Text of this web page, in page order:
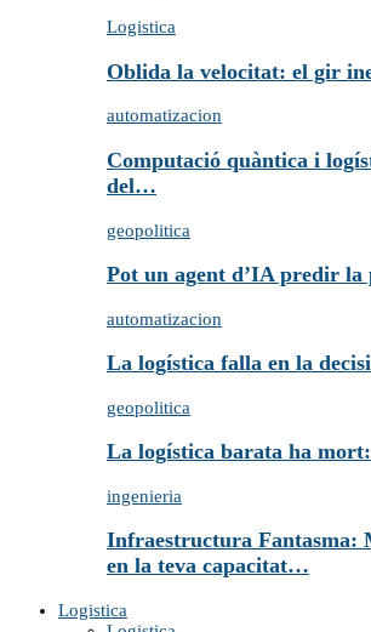
Logistica
Oblida la velocitat: el gir
automatizacion
Computació quàntica i
del…
geopolitica
Pot un agent d’IA predir
automatizacion
La logística falla en la
geopolitica
La logística barata ha
ingenieria
Infraestructura Fantasma:
en la teva capacitat…
Logistica